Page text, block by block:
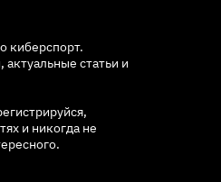
киберспорт.
статьи и
и никогда не